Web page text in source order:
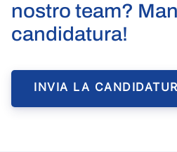
nostro team?
candidatura!
INVIA LA